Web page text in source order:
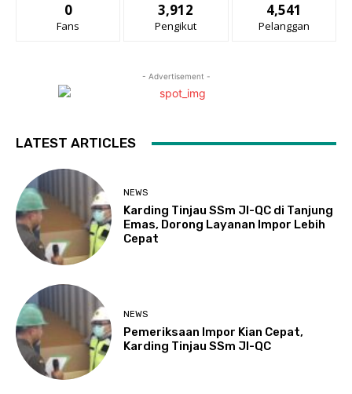
0
Fans
3,912
Pengikut
4,541
Pelanggan
- Advertisement -
LATEST ARTICLES
NEWS
Karding Tinjau SSm JI-QC di Tanjung
Emas, Dorong Layanan Impor Lebih
Cepat
NEWS
Pemeriksaan Impor Kian Cepat,
Karding Tinjau SSm JI-QC